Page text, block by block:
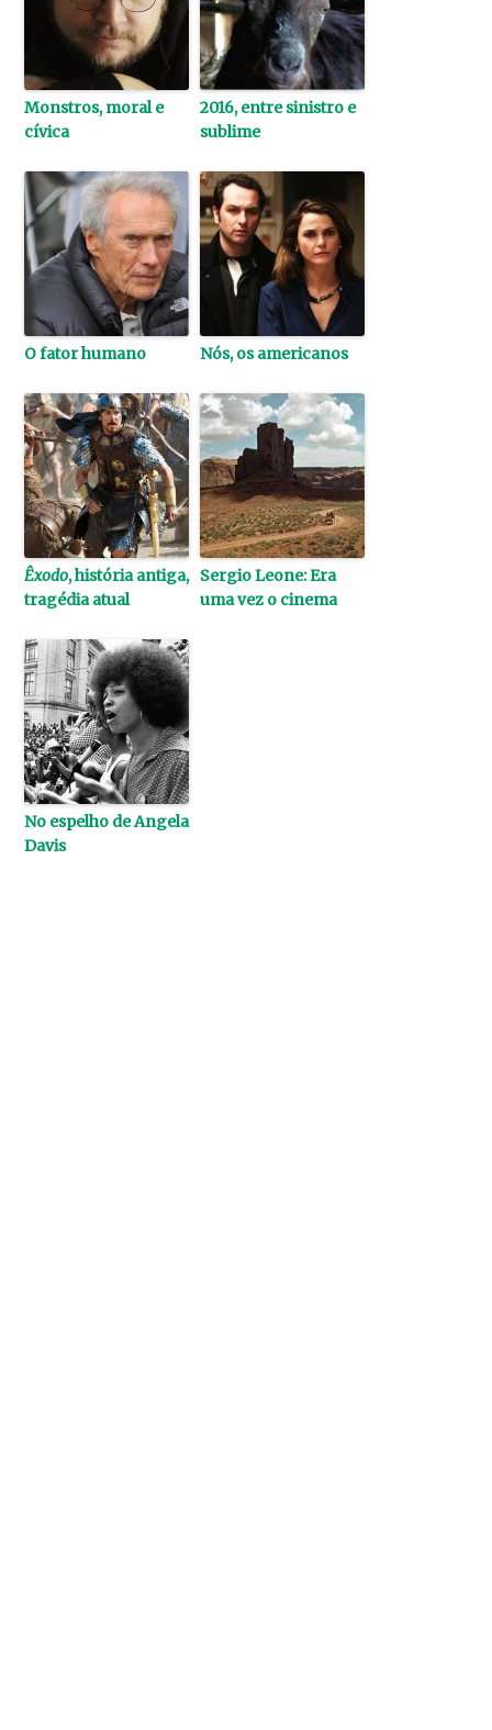
Monstros, moral e
cívica
2016, entre sinistro e
sublime
O fator humano Nós, os americanos
Êxodo, história antiga,
tragédia atual
Sergio Leone: Era
uma vez o cinema
No espelho de Angela
Davis